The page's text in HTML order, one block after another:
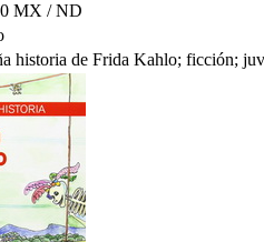
MX / ND
historia de Frida Kahlo; ficción;